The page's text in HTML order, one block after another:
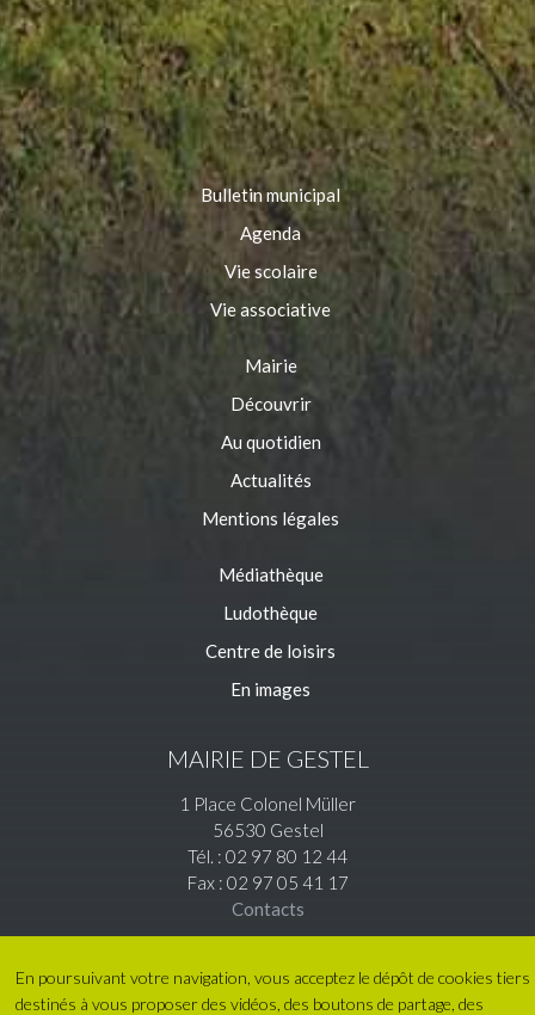
Bulletin municipal
Agenda
Vie scolaire
Vie associative
Mairie
Découvrir
Au quotidien
Actualités
Mentions légales
Médiathèque
Ludothèque
Centre de loisirs
En images
MAIRIE DE GESTEL
1 Place Colonel Müller
56530 Gestel
Tél. : 02 97 80 12 44
Fax : 02 97 05 41 17
Contacts
En poursuivant votre navigation, vous acceptez le dépôt de cookies tiers
destinés à vous proposer des vidéos, des boutons de partage, des